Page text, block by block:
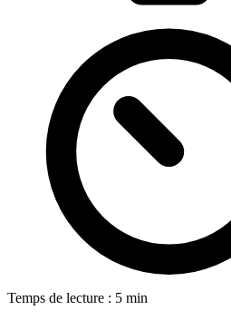
Temps de lecture : 5 min